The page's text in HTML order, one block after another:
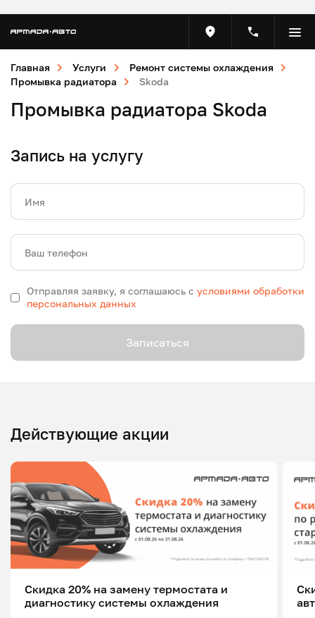
Главная Услуги
Ремонт системы охлаждения
Промывка радиатора
Skoda
Промывка радиатора Skoda
Запись на услугу
Имя
Ваш телефон
Отправляя заявку, я соглашаюсь с условиями обработки
персональных данных
Записаться
Действующие акции
Скидка 20% на замену термостата и
диагностику системы охлаждения